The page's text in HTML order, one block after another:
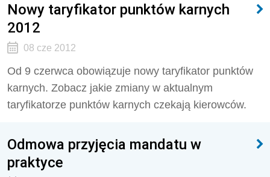
Nowy taryfikator punktów karnych
2012
08 cze 2012
Od 9 czerwca obowiązuje nowy taryfikator punktów
karnych. Zobacz jakie zmiany w aktualnym
taryfikatorze punktów karnych czekają kierowców.
Odmowa przyjęcia mandatu w
praktyce